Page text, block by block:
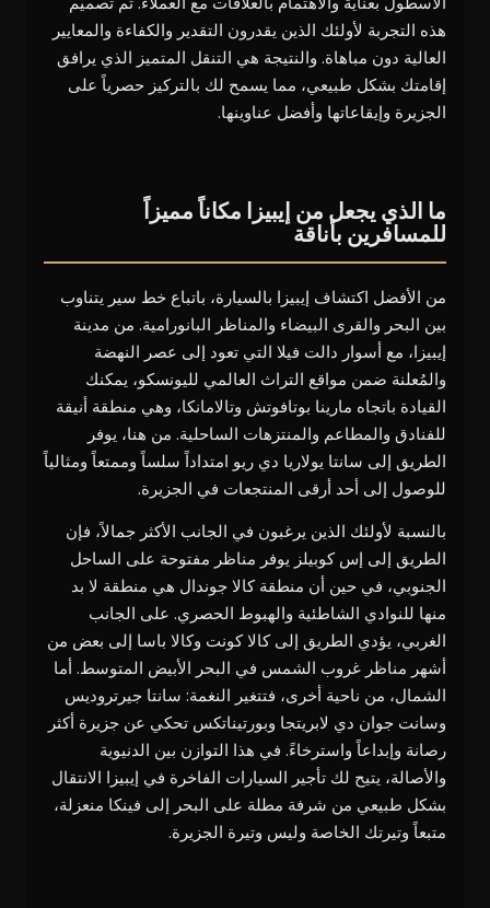
هذه التجربة لأولئك الذين يقدرون التقدير والكفاءة والمعايير
العالية دون مباهاة. والنتيجة هي التنقل المتميز الذي يرافق
إقامتك بشكل طبيعي، مما يسمح لك بالتركيز حصرياً على
الجزيرة وإيقاعاتها وأفضل عناوينها.
ما الذي يجعل من إيبيزا مكاناً مميزاً
للمسافرين بأناقة
من الأفضل اكتشاف إيبيزا بالسيارة، باتباع خط سير يتناوب
بين البحر والقرى البيضاء والمناظر البانورامية. من مدينة
إيبيزا، مع أسوار دالت فيلا التي تعود إلى عصر النهضة
والمُعلنة ضمن مواقع التراث العالمي لليونسكو، يمكنك
القيادة باتجاه مارينا بوتافوتش وتالامانكا، وهي منطقة أنيقة
للفنادق والمطاعم والمنتزهات الساحلية. من هنا، يوفر
الطريق إلى سانتا يولاريا دي ريو امتداداً سلساً وممتعاً ومثالياً
للوصول إلى أحد أرقى المنتجعات في الجزيرة.
بالنسبة لأولئك الذين يرغبون في الجانب الأكثر جمالاً، فإن
الطريق إلى إس كوبيلز يوفر مناظر مفتوحة على الساحل
الجنوبي، في حين أن منطقة كالا جوندال هي منطقة لا بد
منها للنوادي الشاطئية والهبوط الحصري. على الجانب
الغربي، يؤدي الطريق إلى كالا كونت وكالا باسا إلى بعض من
أشهر مناظر غروب الشمس في البحر الأبيض المتوسط. أما
الشمال، من ناحية أخرى، فتتغير النغمة: سانتا جيرتروديس
وسانت جوان دي لابريتجا وبورتيناتكس تحكي عن جزيرة أكثر
رصانة وإبداعاً واسترخاءً. في هذا التوازن بين الدنيوية
والأصالة، يتيح لك تأجير السيارات الفاخرة في إيبيزا الانتقال
بشكل طبيعي من شرفة مطلة على البحر إلى فينكا منعزلة،
متبعاً وتيرتك الخاصة وليس وتيرة الجزيرة.